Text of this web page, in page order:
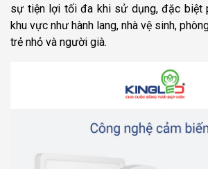
sự tiện lợi tối đa khi sử dụng, đặc biệt
khu vực như hành lang, nhà vệ sinh,
trẻ nhỏ và người già.